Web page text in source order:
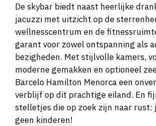
De skybar biedt naast heerlijke
jacuzzi met uitzicht op de
wellnesscentrum en de
garant voor zowel ontspanning als
bezigheden. Met stijlvolle kamers,
moderne gemakken en optioneel
Barcelo Hamilton Menorca een
verblijf op dit prachtige eiland. En
stelletjes die op zoek zijn naar rust:
geen kinderen!